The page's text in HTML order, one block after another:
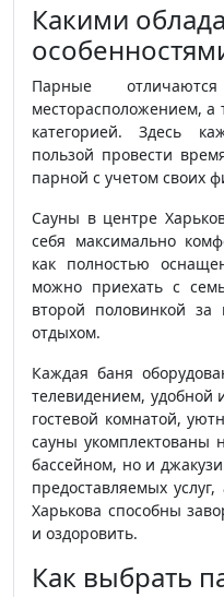
Какими
Парные
месторасположением, а
категорией. Здесь
пользой провести
парной с учетом своих
Сауны в центре
себя максимально
как полностью
можно приехать с
второй половинкой
отдыхом.
Каждая баня
телевидением, удобной
гостевой комнатой,
сауны укомплектованы
бассейном, но и
предоставляемых
Харькова способны
и оздоровить.
Как выбрать